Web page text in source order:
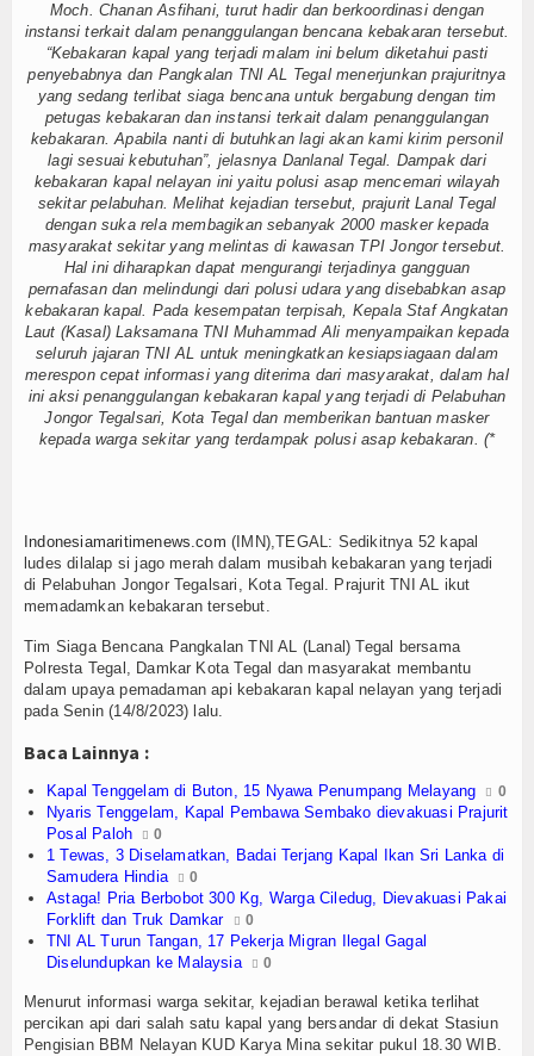
Pelabuhan
Politik
Seni & Budaya
Sorot
Tauziah
Tokoh
Wisata
TV
Channel
Moch. Chanan Asfihani, turut hadir dan berkoordinasi dengan
instansi terkait dalam penanggulangan bencana kebakaran tersebut.
“Kebakaran kapal yang terjadi malam ini belum diketahui pasti
penyebabnya dan Pangkalan TNI AL Tegal menerjunkan prajuritnya
yang sedang terlibat siaga bencana untuk bergabung dengan tim
petugas kebakaran dan instansi terkait dalam penanggulangan
kebakaran. Apabila nanti di butuhkan lagi akan kami kirim personil
lagi sesuai kebutuhan”, jelasnya Danlanal Tegal. Dampak dari
kebakaran kapal nelayan ini yaitu polusi asap mencemari wilayah
sekitar pelabuhan. Melihat kejadian tersebut, prajurit Lanal Tegal
dengan suka rela membagikan sebanyak 2000 masker kepada
masyarakat sekitar yang melintas di kawasan TPI Jongor tersebut.
Hal ini diharapkan dapat mengurangi terjadinya gangguan
pernafasan dan melindungi dari polusi udara yang disebabkan asap
kebakaran kapal. Pada kesempatan terpisah, Kepala Staf Angkatan
Laut (Kasal) Laksamana TNI Muhammad Ali menyampaikan kepada
seluruh jajaran TNI AL untuk meningkatkan kesiapsiagaan dalam
merespon cepat informasi yang diterima dari masyarakat, dalam hal
ini aksi penanggulangan kebakaran kapal yang terjadi di Pelabuhan
Jongor Tegalsari, Kota Tegal dan memberikan bantuan masker
kepada warga sekitar yang terdampak polusi asap kebakaran. (*
Indonesiamaritimenews.com (IMN),TEGAL: Sedikitnya 52 kapal
ludes dilalap si jago merah dalam musibah kebakaran yang terjadi
di Pelabuhan Jongor Tegalsari, Kota Tegal. Prajurit TNI AL ikut
memadamkan kebakaran tersebut.
Tim Siaga Bencana Pangkalan TNI AL (Lanal) Tegal bersama
Polresta Tegal, Damkar Kota Tegal dan masyarakat membantu
dalam upaya pemadaman api kebakaran kapal nelayan yang terjadi
pada Senin (14/8/2023) lalu.
Baca Lainnya :
Kapal Tenggelam di Buton, 15 Nyawa Penumpang Melayang 0
Nyaris Tenggelam, Kapal Pembawa Sembako dievakuasi Prajurit
Posal Paloh
0
1 Tewas, 3 Diselamatkan, Badai Terjang Kapal Ikan Sri Lanka di
Samudera Hindia
0
Astaga! Pria Berbobot 300 Kg, Warga Ciledug, Dievakuasi Pakai
Forklift dan Truk Damkar
0
TNI AL Turun Tangan, 17 Pekerja Migran Ilegal Gagal
Diselundupkan ke Malaysia
0
Menurut informasi warga sekitar, kejadian berawal ketika terlihat
percikan api dari salah satu kapal yang bersandar di dekat Stasiun
Pengisian BBM Nelayan KUD Karya Mina sekitar pukul 18.30 WIB.